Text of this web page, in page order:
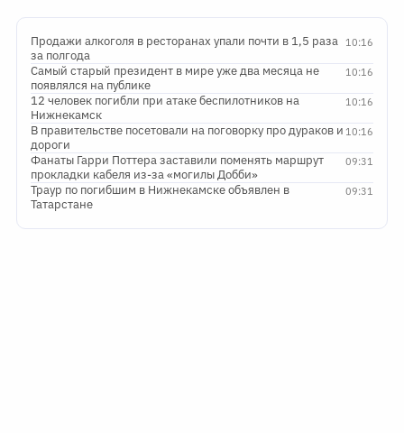
10:16
Продажи алкоголя в ресторанах упали почти в 1,5 раза
за полгода
10:16
Самый старый президент в мире уже два месяца не
появлялся на публике
10:16
12 человек погибли при атаке беспилотников на
Нижнекамск
10:16
В правительстве посетовали на поговорку про дураков и
дороги
09:31
Фанаты Гарри Поттера заставили поменять маршрут
прокладки кабеля из-за «могилы Добби»
09:31
Траур по погибшим в Нижнекамске объявлен в
Татарстане